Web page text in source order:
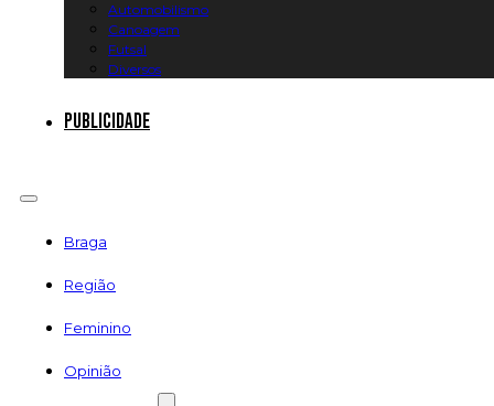
Automobilismo
Canoagem
Futsal
Diversos
Publicidade
Braga
Região
Feminino
Opinião